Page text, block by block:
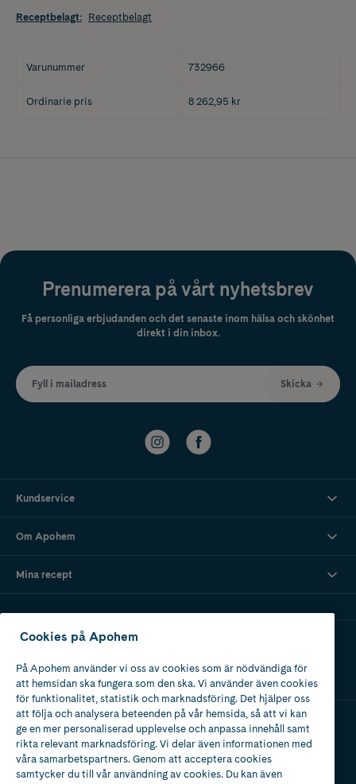
Receptbelagt: Receptbelagt
Varunummer 732966
Ordinarie pris 8 262,95 kr
Prenumerera på vårt nyhetsbrev
Få personliga erbjudanden och det senaste inom hälsa och skönhet
direkt i din inbox.
Fyll i mailadress Skicka
Kundservice
Om Apohem
Mina recept
Ladda ner vår app
Apotek med tillstånd
av Läkemedelsverket
Cookies på Apohem
På Apohem använder vi oss av cookies som är nödvändiga för
att hemsidan ska fungera som den ska. Vi använder även cookies
för funktionalitet, statistik och marknadsföring. Det hjälper oss
att följa och analysera beteenden på vår hemsida, så att vi kan
ge en mer personaliserad upplevelse och anpassa innehåll samt
rikta relevant marknadsföring. Vi delar även informationen med
våra samarbetspartners. Genom att acceptera cookies
samtycker du till vår användning av cookies. Du kan även